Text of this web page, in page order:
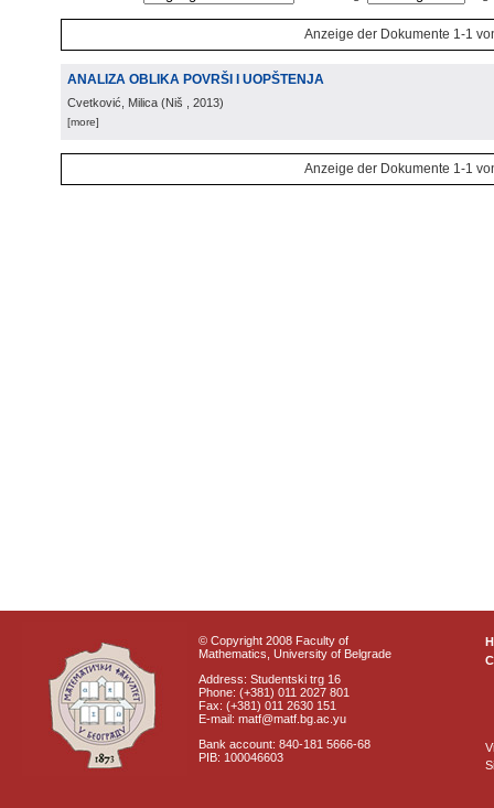
Anzeige der Dokumente 1-1
ANALIZA OBLIKA POVRŠI I UOPŠTENJA
Cvetković, Milica (Niš , 2013)
[more]
Anzeige der Dokumente 1-1
© Copyright 2008 Faculty of
Mathematics, University of Belgrade
Address: Studentski trg 16
Phone: (+381) 011 2027 801
Fax: (+381) 011 2630 151
E-mail: matf@matf.bg.ac.yu
Bank account: 840-181 5666-68
PIB: 100046603